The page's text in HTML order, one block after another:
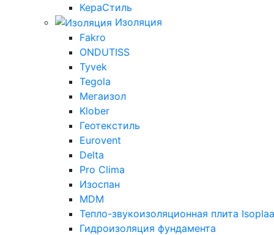
КераСтиль
Изоляция
Fakro
ONDUTISS
Tyvek
Tegola
Мегаизол
Klober
Геотекстиль
Eurovent
Delta
Pro Clima
Изоспан
MDM
Тепло-звукоизоляционная плита
Гидроизоляция фундамента